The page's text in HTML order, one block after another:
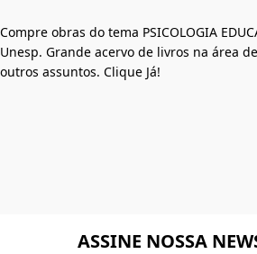
Compre obras do tema PSICOLOGIA
Unesp. Grande acervo de livros na área
outros assuntos. Clique Já!
ASSINE NOSSA